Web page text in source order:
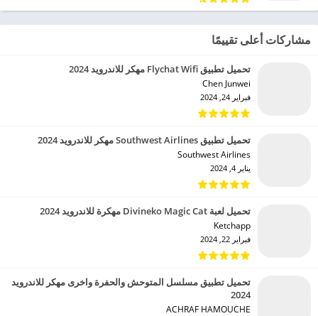
مشاركات أعلى تقييمًا
تحميل تطبيق Flychat Wifi مهكر للاندرويد 2024
Chen Junwei‏
فبراير 24, 2024
تحميل تطبيق Southwest Airlines مهكر للاندرويد 2024
Southwest Airlines‏
يناير 4, 2024
تحميل لعبة Divineko Magic Cat مهكرة للاندرويد 2024
Ketchapp‏
فبراير 22, 2024
تحميل تطبيق مسلسل المتوحش والحفرة واخرى مهكر للاندرويد
2024
ACHRAF HAMOUCHE‏